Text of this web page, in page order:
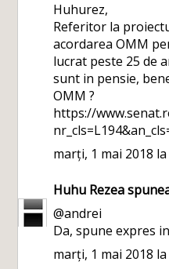
Huhurez,
Referitor la
acordarea OMM
lucrat peste 25 de
sunt in pensie,
OMM ?
https://
marți, 1 mai 2018 la
Huhu Rezea
@andrei
Da, spune expres
marți, 1 mai 2018 la